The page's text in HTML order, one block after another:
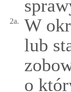
2a.
W
lub
o